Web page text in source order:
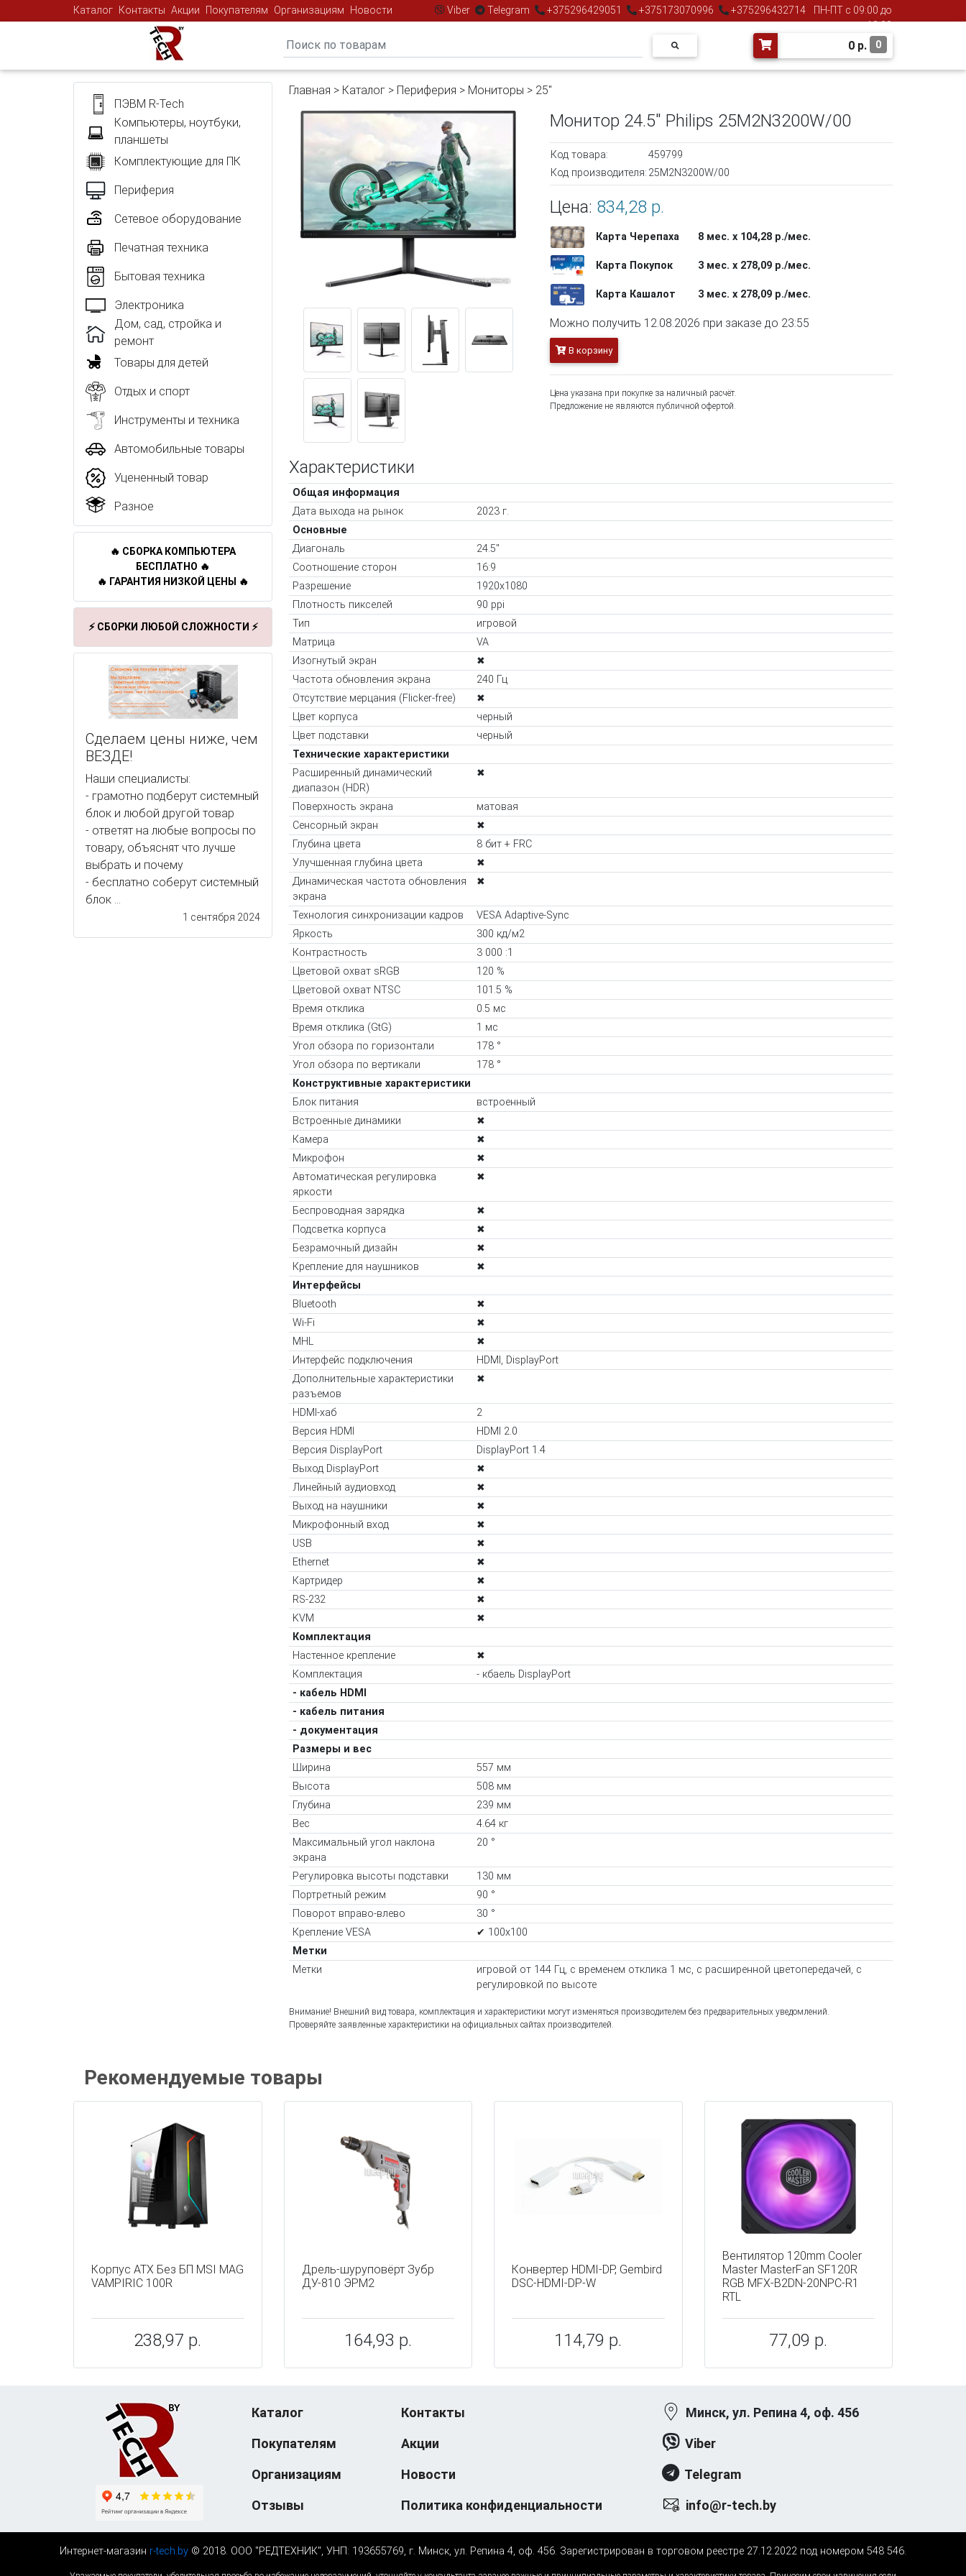
Каталог Контакты Акции Покупателям Организациям Новости Viber Telegram +375296429051 +375173070996 +375296432714
ПН-ПТ с 09:00 до
18:00
0 р. 0
ПЭВМ R-Tech
Компьютеры, ноутбуки,
планшеты
Комплектующие для ПК
Периферия
Сетевое оборудование
Печатная техника
Бытовая техника
Электроника
Дом, сад, стройка и
ремонт
Товары для детей
Отдых и спорт
Инструменты и техника
Автомобильные товары
Уцененный товар
Разное
🔥 СБОРКА КОМПЬЮТЕРА
БЕСПЛАТНО 🔥
🔥 ГАРАНТИЯ НИЗКОЙ ЦЕНЫ 🔥
⚡ СБОРКИ ЛЮБОЙ СЛОЖНОСТИ ⚡
Сделаем цены ниже, чем
ВЕЗДЕ!
Наши специалисты:
- грамотно подберут системный
блок и любой другой товар
- ответят на любые вопросы по
товару, объяснят что лучше
выбрать и почему
- бесплатно соберут системный
блок ...
1 сентября 2024
Главная > Каталог > Периферия > Мониторы > 25"
Монитор 24.5" Philips 25M2N3200W/00
Код товара:
459799
Код производителя: 25M2N3200W/00
Цена: 834,28 р.
Карта Черепаха 8 мес. х 104,28 р./мес.
Карта Покупок 3 мес. х 278,09 р./мес.
Карта Кашалот 3 мес. х 278,09 р./мес.
Можно получить 12.08.2026 при заказе до 23:55
В корзину
Цена указана при покупке за наличный расчёт.
Предложение не являются публичной офертой.
Характеристики
Общая информация
Дата выхода на рынок
2023 г.
Основные
Диагональ
24.5"
Соотношение сторон
16:9
Разрешение
1920x1080
Плотность пикселей
90 ppi
Тип
игровой
Матрица
VA
Изогнутый экран
✖
Частота обновления экрана
240 Гц
Отсутствие мерцания (Flicker-free)
✖
Цвет корпуса
черный
Цвет подставки
черный
Технические характеристики
Расширенный динамический
диапазон (HDR)
✖
Поверхность экрана
матовая
Сенсорный экран
✖
Глубина цвета
8 бит + FRC
Улучшенная глубина цвета
✖
Динамическая частота обновления
экрана
✖
Технология синхронизации кадров
VESA Adaptive-Sync
Яркость
300 кд/м2
Контрастность
3 000 :1
Цветовой охват sRGB
120 %
Цветовой охват NTSC
101.5 %
Время отклика
0.5 мс
Время отклика (GtG)
1 мс
Угол обзора по горизонтали
178 °
Угол обзора по вертикали
178 °
Конструктивные характеристики
Блок питания
встроенный
Встроенные динамики
✖
Камера
✖
Микрофон
✖
Автоматическая регулировка
яркости
✖
Беспроводная зарядка
✖
Подсветка корпуса
✖
Безрамочный дизайн
✖
Крепление для наушников
✖
Интерфейсы
Bluetooth
✖
Wi-Fi
✖
MHL
✖
Интерфейс подключения
HDMI, DisplayPort
Дополнительные характеристики
разъемов
✖
HDMI-хаб
2
Версия HDMI
HDMI 2.0
Версия DisplayPort
DisplayPort 1.4
Выход DisplayPort
✖
Линейный аудиовход
✖
Выход на наушники
✖
Микрофонный вход
✖
USB
✖
Ethernet
✖
Картридер
✖
RS-232
✖
KVM
✖
Комплектация
Настенное крепление
✖
Комплектация
- кбаель DisplayPort
- кабель HDMI
- кабель питания
- документация
Размеры и вес
Ширина
557 мм
Высота
508 мм
Глубина
239 мм
Вес
4.64 кг
Максимальный угол наклона
экрана
20 °
Регулировка высоты подставки
130 мм
Портретный режим
90 °
Поворот вправо-влево
30 °
Крепление VESA
✔ 100x100
Метки
Метки
игровой от 144 Гц, с временем отклика 1 мс, с расширенной цветопередачей, с
регулировкой по высоте
Внимание! Внешний вид товара, комплектация и характеристики могут изменяться производителем без предварительных уведомлений.
Проверяйте заявленные характеристики на официальных сайтах производителей.
Рекомендуемые товары
Корпус ATX Без БП MSI MAG
VAMPIRIC 100R
238,97 р.
Дрель-шуруповёрт Зубр
ДУ-810 ЭРМ2
164,93 р.
Конвертер HDMI-DP, Gembird
DSC-HDMI-DP-W
114,79 р.
Вентилятор 120mm Cooler
Master MasterFan SF120R
RGB MFX-B2DN-20NPC-R1
RTL
77,09 р.
Каталог
Покупателям
Организациям
Отзывы
Контакты
Акции
Новости
Политика конфиденциальности
Минск, ул. Репина 4, оф. 456
Viber
Telegram
info@r-tech.by
Интернет-магазин r-tech.by © 2018. ООО "РЕДТЕХНИК", УНП: 193655769, г. Минск, ул. Репина 4, оф. 456. Зарегистрирован в торговом реестре 27.12.2022 под номером 548 546.